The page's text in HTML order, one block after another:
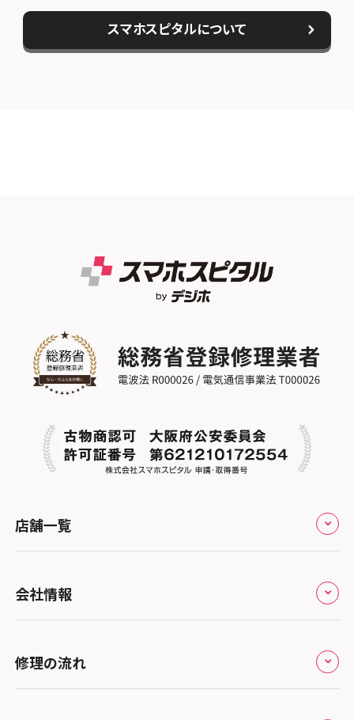
スマホスピタルについて
店舗一覧
北海道・東北
スマホスピタル大丸札幌
関東
スマホスピタル宇都宮
北陸・甲信越
会社情報
会社概要
修理の流れ